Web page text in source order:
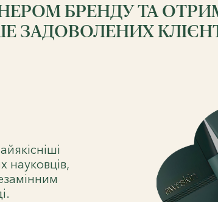
БРЕНДУ ТА
ЗАДОВОЛЕНИХ
науковців,